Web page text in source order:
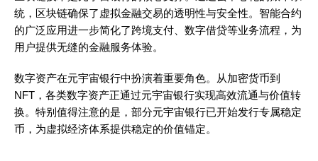
统，区块链确保了虚拟金融交易的透明性与安全性。智能合约
的广泛应用进一步简化了跨境支付、数字借贷等业务流程，为
用户提供无缝的金融服务体验。
数字资产在元宇宙银行中扮演着重要角色。从加密货币到
NFT，各类数字资产正通过元宇宙银行实现高效流通与价值转
换。特别值得注意的是，部分元宇宙银行已开始发行专属稳定
币，为虚拟经济体系提供稳定的价值锚定。